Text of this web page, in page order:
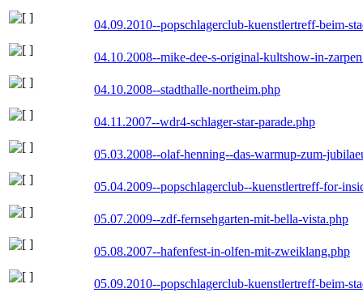
04.09.2010--popschlagerclub-kuenstlertreff-beim-
04.10.2008--mike-dee-s-original-kultshow-in-
04.10.2008--stadthalle-northeim.php
04.11.2007--wdr4-schlager-star-parade.php
05.03.2008--olaf-henning--das-warmup-zum-
05.04.2009--popschlagerclub--kuenstlertreff-for-
05.07.2009--zdf-fernsehgarten-mit-bella-vista.php
05.08.2007--hafenfest-in-olfen-mit-zweiklang.php
05.09.2010--popschlagerclub-kuenstlertreff-beim-